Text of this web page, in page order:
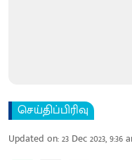
செய்திப்பிரிவு
Updated on:23 Dec 2023, 9:36